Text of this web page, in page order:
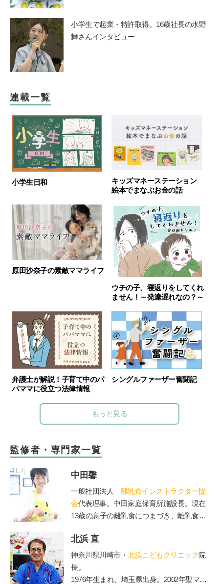
小学生で起業・特許取得。16歳社長の水野
舞さんインタビュー
連載一覧
小学生日和
キッズマネーステーション
絵本でまなぶお金の話
原田沙奈子の素敵ママライフ
ウチの子、寝返りをしてくれ
ません！～発達遅れなの？～
弁護士が解説！子育て中のパ
パママに役立つ法律情報
シングルファーザー奮闘記
もっと見る
監修者・専門家一覧
中田馨
一般社団法人 離乳食インストラクター協
会代表理事。中田家庭保育所施設長。現在
13歳の息子の離乳食につまづき、離乳食を
標」をモットーに、20年の保育士としての
経験を生かしながら赤ちゃんとママに寄り
添う、和食を大切にした「和の離乳食」を
伝えている。保育、講演、執筆などの分野
北浜 直
神奈川県川崎市・ 北浜こどもクリニック院
長。
1976年生まれ、埼玉県出身。2002年聖マリ